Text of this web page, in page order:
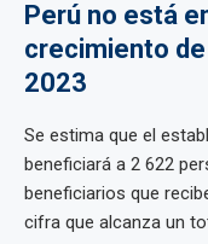
Perú no está
crecimiento
2023
Se estima que el
beneficiará a 2 622
beneficiarios que
cifra que alcanza un